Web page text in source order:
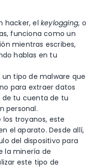
hacker, el keylogging, o
funciona como un
mientras escribes,
hablas en tu
tipo de malware que
para extraer datos
tu cuenta de tu
personal.
troyanos, este
el aparato. Desde allí,
del dispositivo para
la minería de
este tipo de